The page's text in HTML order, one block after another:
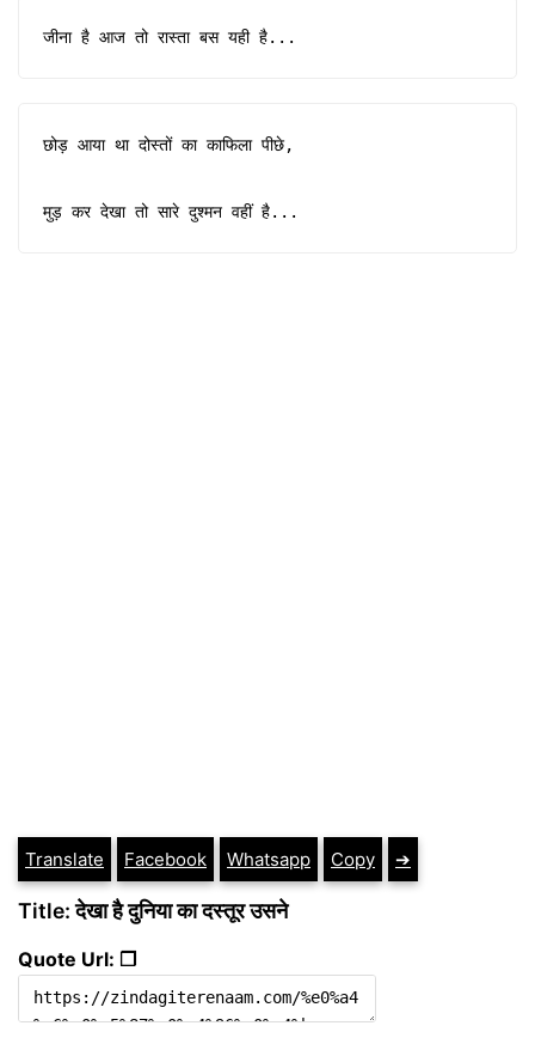
जीना है आज तो रास्ता बस यही है...
छोड़ आया था दोस्तों का काफिला पीछे,
मुड़ कर देखा तो सारे दुश्मन वहीं है...
Translate Facebook Whatsapp Copy ➔
Title: देखा है दुनिया का दस्तूर उसने
Quote Url: ❐